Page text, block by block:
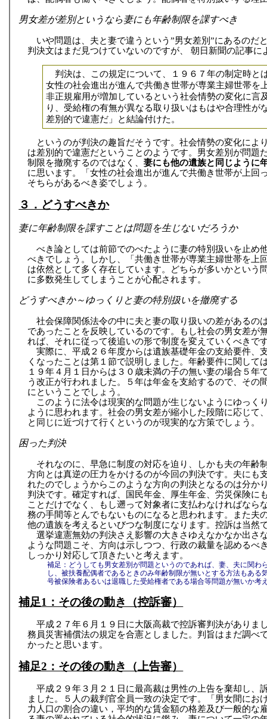
男女差が差別というなら妻にも年齢制限を課すべき
いや問題は、夫と妻で違うという”男女差別”にあるのだ
判決文はまだ見つけていないのですが、 朝日新聞の記事に
判決は、この規定について、１９６７年の制定時と
女性の社会進出が進んで共働き世帯が専業主婦世帯を
非正規雇用が増加しているという社会情勢の変化に言
り、受給権の有無が異なる取り扱いはもはや合理性が
差別的で違憲だ」と結論付けた。
というのが判決の趣旨だそうです。社会情勢の変化によ
は差別的で違憲だということのようです。男女差別が問題
制限を撤廃するのではなく、 妻にも他の遺族と同じように
に思います。「女性の社会進出が進んで共働き世帯が上回
そちらがあるべき姿でしょう。
３．どうすべきか
妻に年齢制限を課すことは問題を生じないだろうか
べき論としては前節でのべたように妻の特別扱いを止め
べきでしょう。しかし、「共働き世帯が専業主婦世帯を上
は依然として多く存在しています。どちらが多いかという
に多数発生してしまうことが心配されます。
どうすべきか～ゆっくりと妻の特別扱いを撤廃する
社会保障関係法令の中に夫と妻の取り扱いの差があるの
であったことを反映しているのです。もし社会の男女差が
れば、それに従って後追いの形で制度を変えていくべきで
実際に、平成２６年度からは遺族基礎年金の支給要件、
くなったことは第１節で説明しました。年齢要件に関して
１９年４月１日からは３０歳未満の子の無い妻の場合５年
う改正が行われました。５年は年金を支給するので、その
にということでしょう。
このように法令は現実的な問題が生じないようにゆっく
ように思われます。社会の男女差が縮小した段階に応じて
と同じに近づけて行くというのが現実的な方策でしょう。
困った判決
それなのに、早急に制度の対応を迫り、しかも夫の年齢
方向とは真逆の圧力をかけるのが今回の判決です。夫にも
れたのでしょうからこのような方向の判決となるのは分か
判決です。確定すれば、国民年金、厚生年金、労災保険に
ことだけでなく、もし遡って対象者に支払わなければなら
務の手間等とんでもないものになると思われます。また夫
他の遺族を考えるといびつな制度になります。控訴は当然
選挙違憲無効の判決さえ影響の大きさゆえなかなか出さ
ような問題こそ、方向は示しつつ、行政の裁量を認めるべ
しっかり対応して頂きたいと考えます。
補足：どうしても男女差別が問題というのであれば、妻、夫に関わ
し、被扶養配偶者であるときのみ年齢制限が無いとする方法もある
号被保険者あるいは退職した受給権者である場合等問題が無いか考
補足1：その後の動き（控訴審）
平成２７年６月１９日に大阪高裁で控訴審判決がありま
務員災害補償法の規定を合憲としました。判旨はまだ調べ
かったと思います。
補足2：その後の動き（上告審）
平成２９年３月２１日に最高裁は男性の上告を棄却し、
ました。５人の裁判官全員一致の決定です。「男女間にお
力人口の割合の違い，平均的な賃金額の格差及び一般的な